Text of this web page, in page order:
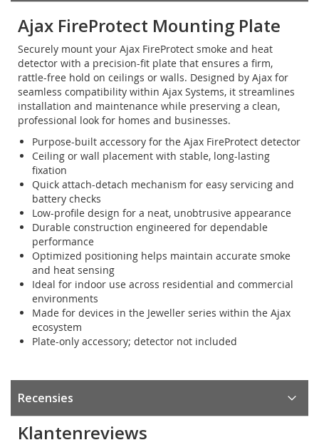
Ajax FireProtect Mounting Plate
Securely mount your Ajax FireProtect smoke and heat
detector with a precision-fit plate that ensures a firm,
rattle-free hold on ceilings or walls. Designed by Ajax for
seamless compatibility within Ajax Systems, it streamlines
installation and maintenance while preserving a clean,
professional look for homes and businesses.
Purpose-built accessory for the Ajax FireProtect detector
Ceiling or wall placement with stable, long-lasting
fixation
Quick attach-detach mechanism for easy servicing and
battery checks
Low-profile design for a neat, unobtrusive appearance
Durable construction engineered for dependable
performance
Optimized positioning helps maintain accurate smoke
and heat sensing
Ideal for indoor use across residential and commercial
environments
Made for devices in the Jeweller series within the Ajax
ecosystem
Plate-only accessory; detector not included
Recensies
Klantenreviews